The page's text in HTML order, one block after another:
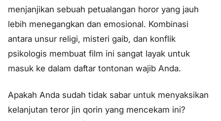
menjanjikan sebuah petualangan horor yang jauh
lebih menegangkan dan emosional. Kombinasi
antara unsur religi, misteri gaib, dan konflik
psikologis membuat film ini sangat layak untuk
masuk ke dalam daftar tontonan wajib Anda.
Apakah Anda sudah tidak sabar untuk menyaksikan
kelanjutan teror jin qorin yang mencekam ini?